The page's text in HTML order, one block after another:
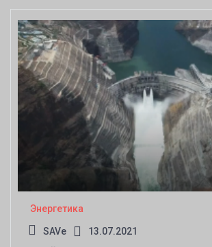
Энергетика
SAVe 13.07.2021